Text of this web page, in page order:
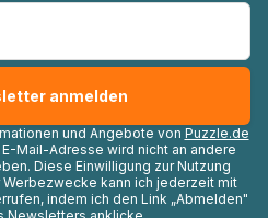
und Angebote von Puzzle.de
Mail-Adresse wird nicht an andere
Diese Einwilligung zur Nutzung
kann ich jederzeit mit
indem ich den Link „Abmelden"